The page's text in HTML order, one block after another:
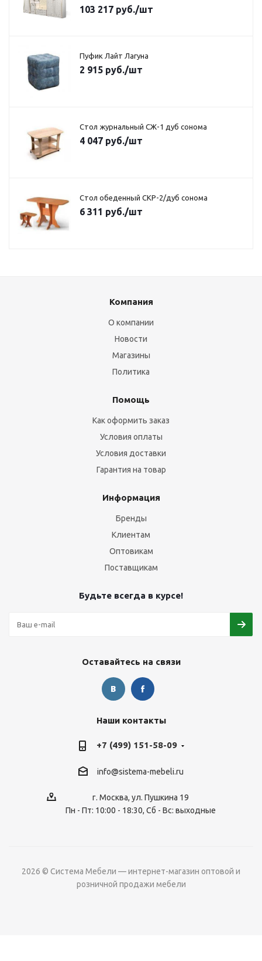
103 217 руб./шт
Пуфик Лайт Лагуна
2 915 руб./шт
Стол журнальный СЖ-1 дуб сонома
4 047 руб./шт
Стол обеденный СКР-2/дуб сонома
6 311 руб./шт
Компания
О компании
Новости
Магазины
Политика
Помощь
Как оформить заказ
Условия оплаты
Условия доставки
Гарантия на товар
Информация
Бренды
Клиентам
Оптовикам
Поставщикам
Будьте всегда в курсе!
Оставайтесь на связи
Наши контакты
+7 (499) 151-58-09
info@sistema-mebeli.ru
г. Москва, ул. Пушкина 19
Пн - Пт: 10:00 - 18:30, Сб - Вс: выходные
2026 © Система Мебели — интернет-магазин оптовой и
розничной продажи мебели